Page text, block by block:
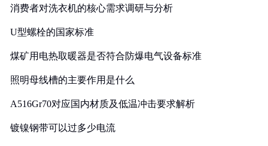
消费者对洗衣机的核心需求调研与分析
U型螺栓的国家标准
煤矿用电热取暖器是否符合防爆电气设备标准
照明母线槽的主要作用是什么
A516Gr70对应国内材质及低温冲击要求解析
镀镍钢带可以过多少电流